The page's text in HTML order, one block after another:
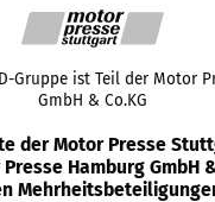
Gruppe ist Teil der Motor
GmbH & Co.KG
der Motor Presse
Hamburg GmbH